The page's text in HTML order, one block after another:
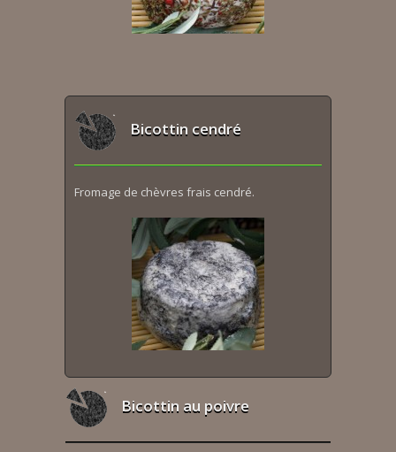
Bicottin cendré
Fromage de chèvres frais cendré.
Bicottin au poivre